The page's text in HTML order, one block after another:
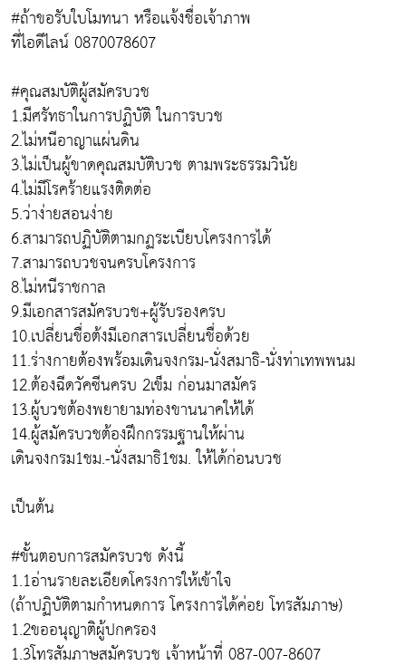
#ถ้าขอรับใบโมทนา หรือเเจ้งชื่อเจ้าภาพ
ที่ไอดีไลน์ 0870078607
#คุณสมบัติผู้สมัครบวช
1.มีศรัทธาในการปฏิบัติ ในการบวช
2.ไม่หนีอาญาแผ่นดิน
3.ไม่เป็นผู้ขาดคุณสมบัติบวช ตามพระธรรมวินัย
4.ไม่มีโรคร้ายแรงติดต่อ
5.ว่าง่ายสอนง่าย
6.สามารถปฏิบัติตามกฏระเบียบโครงการได้
7.สามารถบวชจนครบโครงการ
8.ไม่หนีราชกาล
9.มีเอกสารสมัครบวช+ผู้รับรองครบ
10.เปลี่ยนชื่อต้งมีเอกสารเปลี่ยนชื่อด้วย
11.ร่างกายต้องพร้อมเดินจงกรม-นั่งสมาธิ-นั่งท่าเทพพนม
12.ต้องฉีดวัคซีนครบ 2เข็ม ก่อนมาสมัคร
13.ผู้บวชต้องพยายามท่องขานนาคให้ได้
14.ผู้สมัครบวชต้องฝึกกรรมฐานให้ผ่าน
เดินจงกรม1ชม.-นั่งสมาธิ1ชม. ให้ได้ก่อนบวช
เป็นต้น
#ขั้นตอบการสมัครบวช ดังนี้
1.1อ่านรายละเอียดโครงการให้เข้าใจ
(ถ้าปฏิบัติตามกำหนดการ โครงการได้ค่อย โทรสัมภาษ)
1.2ขออนุญาติผู้ปกครอง
1.3โทรสัมภาษสมัครบวช เจ้าหน้าที่ 087-007-8607